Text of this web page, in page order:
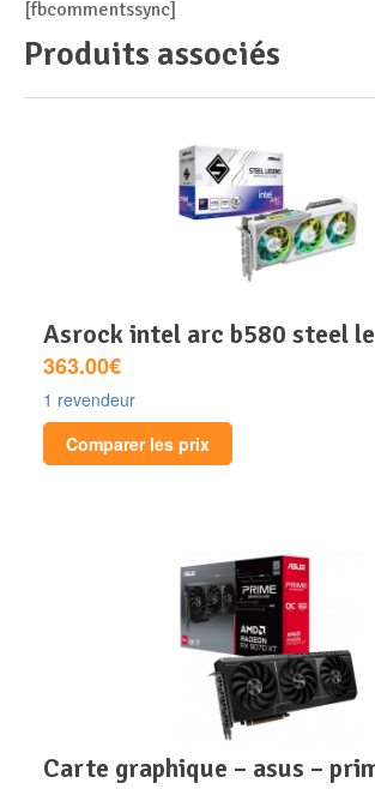
[fbcommentssync]
Produits associés
asrock intel arc b580 steel le
363.00€
1 revendeur
Comparer les prix
carte graphique – asus – prime-